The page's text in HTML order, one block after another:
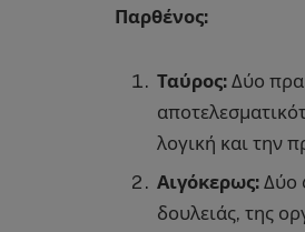
Παρθένος:
Ταύρος: Δύο
λογική και την
Αιγόκερως: Δύο
δουλειάς, της